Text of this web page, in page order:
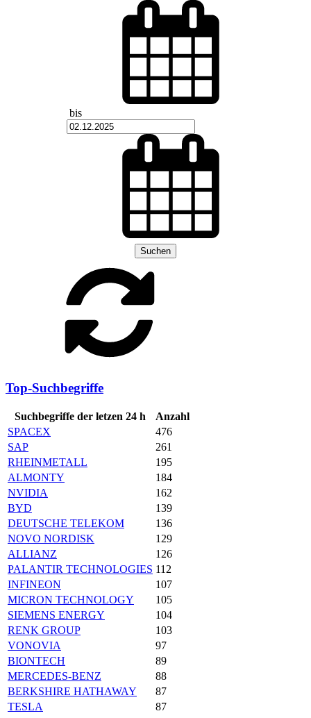
bis
Suchen
Top-Suchbegriffe
Suchbegriffe der letzen 24 h
Anzahl
SPACEX
476
SAP
261
RHEINMETALL
195
ALMONTY
184
NVIDIA
162
BYD
139
DEUTSCHE TELEKOM
136
NOVO NORDISK
129
ALLIANZ
126
PALANTIR TECHNOLOGIES 112
INFINEON
107
MICRON TECHNOLOGY
105
SIEMENS ENERGY
104
RENK GROUP
103
VONOVIA
97
BIONTECH
89
MERCEDES-BENZ
88
BERKSHIRE HATHAWAY
87
TESLA
87